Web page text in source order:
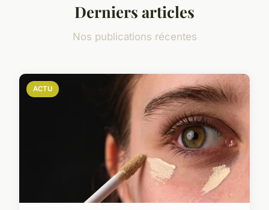
Derniers articles
Nos publications récentes
ACTU